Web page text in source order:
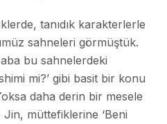
tanıdık karakterlerle
sahneleri görmüştük.
bu sahnelerdeki
mi?’ gibi basit bir konu
daha derin bir mesele
müttefiklerine ‘Beni